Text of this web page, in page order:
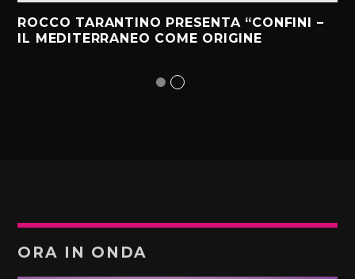
ROCCO TARANTINO PRESENTA “CONFINI –
IL MEDITERRANEO COME ORIGINE
ORA IN ONDA